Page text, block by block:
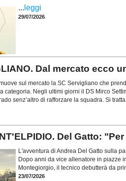
... leggi
29/07/2026
Dal mercato ecco
sul mercato la SC Servigliano che
categoria. Negli ultimi giorni il DS Mirco
senz’altro di rafforzare la squadra. Si
Del Gatto:
L'avventura di Andrea Del Gatto sulla
Dopo anni da vice allenatore in piazze
Montegiorgio, il tecnico debutterà da
23/07/2026